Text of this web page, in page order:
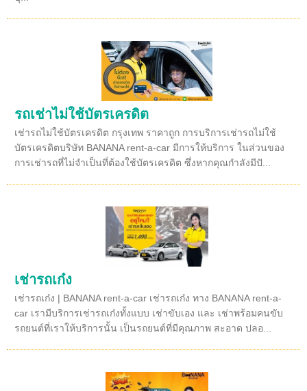
รถเช่าไม่ใช้บัตรเครดิต
เช่ารถไม่ใช้บัตรเครดิต กรุงเทพ ราคาถูก การบริการเช่ารถไม่ใช้
บัตรเครดิตบริษัท BANANA rent-a-car มีการให้บริการ ในส่วนของ
การเช่ารถที่ไม่จำเป็นที่ต้องใช้บัตรเครดิต ซึ่งหากคุณกำลังมีปั...
เช่ารถเก๋ง
เช่ารถเก๋ง | BANANA rent-a-car เช่ารถเก๋ง ทาง BANANA rent-a-
car เรามีบริการเช่ารถเก๋งทั้งแบบ เช่าขับเอง และ เช่าพร้อมคนขับ
รถยนต์ที่เราให้บริการนั้น เป็นรถยนต์ที่มีคุณภาพ สะอาด ปลอ...